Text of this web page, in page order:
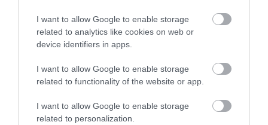
I want to allow Google to enable storage
related to analytics like cookies on web or
device identifiers in apps.
I want to allow Google to enable storage
related to functionality of the website or app.
I want to allow Google to enable storage
related to personalization.
Az egész egy tanulási
sajtónak való kitettség az
ha ez minél korábban